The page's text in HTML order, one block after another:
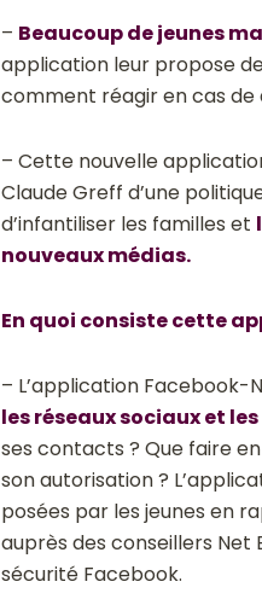
– Beaucoup de jeunes
application leur propose
comment réagir en cas de
– Cette nouvelle
Claude Greff d’une
d’infantiliser les familles et
nouveaux médias.
En quoi consiste cette
– L’application Facebook-
les réseaux sociaux et
ses contacts ? Que faire
son autorisation ?
posées par les jeunes en
auprès des conseillers
sécurité Facebook.